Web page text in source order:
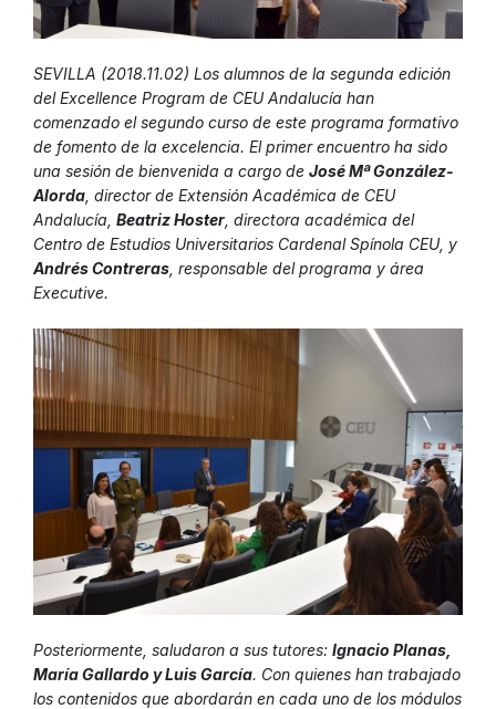
SEVILLA (2018.11.02) Los alumnos de la segunda edición
del Excellence Program de CEU Andalucía han
comenzado el segundo curso de este programa formativo
de fomento de la excelencia. El primer encuentro ha sido
una sesión de bienvenida a cargo de José Mª González-
Alorda , director de Extensión Académica de CEU
Andalucía, Beatriz Hoster , directora académica del
Centro de Estudios Universitarios Cardenal Spínola CEU, y
Andrés Contreras , responsable del programa y área
Executive.
Posteriormente, saludaron a sus tutores: Ignacio Planas,
María Gallardo y Luis García. Con quienes han trabajado
los contenidos que abordarán en cada uno de los módulos